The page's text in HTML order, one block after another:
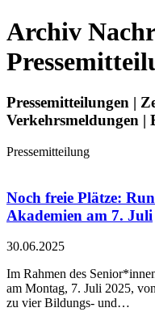
Archiv
Pressemitteilungen |
Verkehrsmeldungen |
Pressemitteilung
Noch freie Plätze:
Akademien am 7. Juli
30.06.2025
Im Rahmen des
am Montag, 7. Juli 2025,
zu vier Bildungs- und…